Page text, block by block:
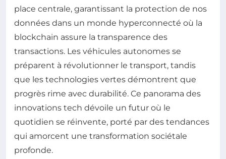
place centrale, garantissant la protection de nos
données dans un monde hyperconnecté où la
blockchain assure la transparence des
transactions. Les véhicules autonomes se
préparent à révolutionner le transport, tandis
que les technologies vertes démontrent que
progrès rime avec durabilité. Ce panorama des
innovations tech dévoile un futur où le
quotidien se réinvente, porté par des tendances
qui amorcent une transformation sociétale
profonde.